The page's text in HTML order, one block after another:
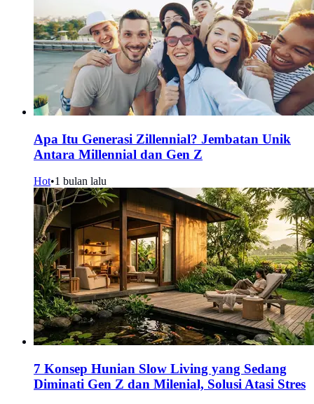
Apa Itu Generasi Zillennial? Jembatan Unik
Antara Millennial dan Gen Z
Hot•1 bulan lalu
7 Konsep Hunian Slow Living yang Sedang
Diminati Gen Z dan Milenial, Solusi Atasi Stres